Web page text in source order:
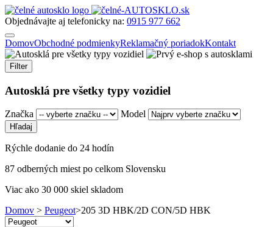
Objednávajte aj telefonicky na: 0915 977 662
DomovObchodné podmienkyReklamačný poriadokKontakt
Filter
Autosklá pre všetky typy vozidiel
Značka Model
Rýchle dodanie do 24 hodín
87 odberných miest po celkom Slovensku
Viac ako 30 000 skiel skladom
Domov > Peugeot>205 3D HBK/2D CON/5D HBK